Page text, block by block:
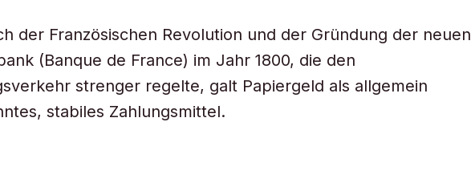
der Französischen Revolution und der Gründung der neuen
(Banque de France) im Jahr 1800, die den
strenger regelte, galt Papiergeld als allgemein
stabiles Zahlungsmittel.